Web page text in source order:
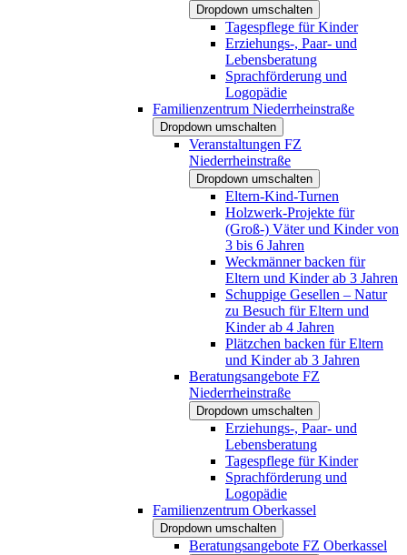
Dropdown umschalten
Tagespflege für Kinder
Erziehungs-, Paar- und
Lebensberatung
Sprachförderung und
Logopädie
Familienzentrum Niederrheinstraße
Dropdown umschalten
Veranstaltungen FZ
Niederrheinstraße
Dropdown umschalten
Eltern-Kind-Turnen
Holzwerk-Projekte für
(Groß-) Väter und Kinder von
3 bis 6 Jahren
Weckmänner backen für
Eltern und Kinder ab 3 Jahren
Schuppige Gesellen – Natur
zu Besuch für Eltern und
Kinder ab 4 Jahren
Plätzchen backen für Eltern
und Kinder ab 3 Jahren
Beratungsangebote FZ
Niederrheinstraße
Dropdown umschalten
Erziehungs-, Paar- und
Lebensberatung
Tagespflege für Kinder
Sprachförderung und
Logopädie
Familienzentrum Oberkassel
Dropdown umschalten
Beratungsangebote FZ Oberkassel